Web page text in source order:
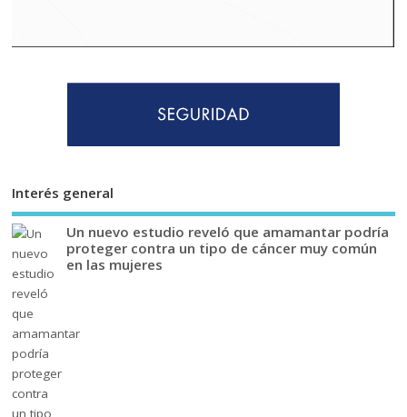
Interés general
Un nuevo estudio reveló que amamantar podría
proteger contra un tipo de cáncer muy común
en las mujeres